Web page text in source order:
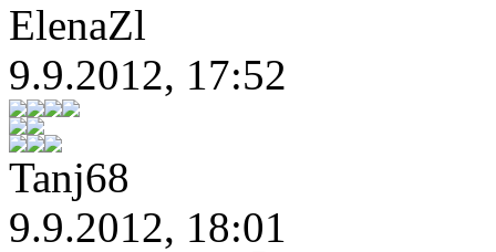
ElenaZl
9.9.2012, 17:52
Tanj68
9.9.2012, 18:01